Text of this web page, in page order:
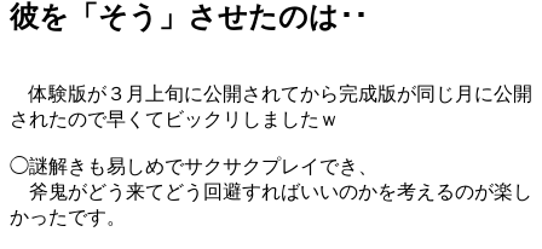
彼を「そう」させたのは･･
体験版が３月上旬に公開されてから完成版が同じ月に公開
されたので早くてビックリしましたｗ
◯謎解きも易しめでサクサクプレイでき、
斧鬼がどう来てどう回避すればいいのかを考えるのが楽し
かったです。